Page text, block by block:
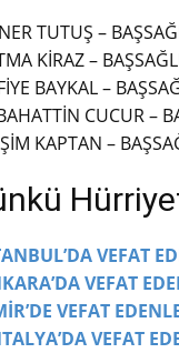
TUTUŞ –
KİRAZ –
BAYKAL –
CUCUR –
KAPTAN –
VEFAT
VEFAT
VEFAT
VEFAT